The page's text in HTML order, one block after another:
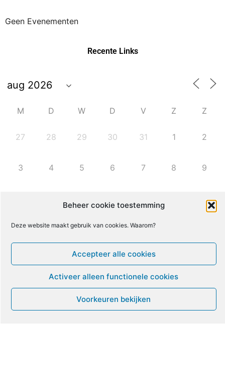
Beheer cookie toestemming
Deze website maakt gebruik van cookies. Waarom?
Accepteer alle cookies
Activeer alleen functionele cookies
Voorkeuren bekijken
Geen Evenementen
Recente Links
M D W D V Z Z
27 28 29 30 31 1 2
3 4 5 6 7 8 9
16
17 18 19 20 21
26 27 28
31 1 2 3 4 5 6